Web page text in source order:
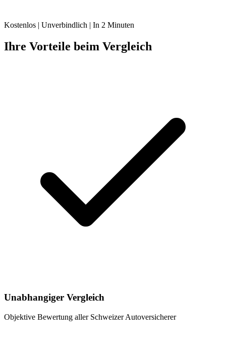
Kostenlos | Unverbindlich | In 2 Minuten
Ihre Vorteile beim Vergleich
Unabhangiger Vergleich
Objektive Bewertung aller Schweizer Autoversicherer